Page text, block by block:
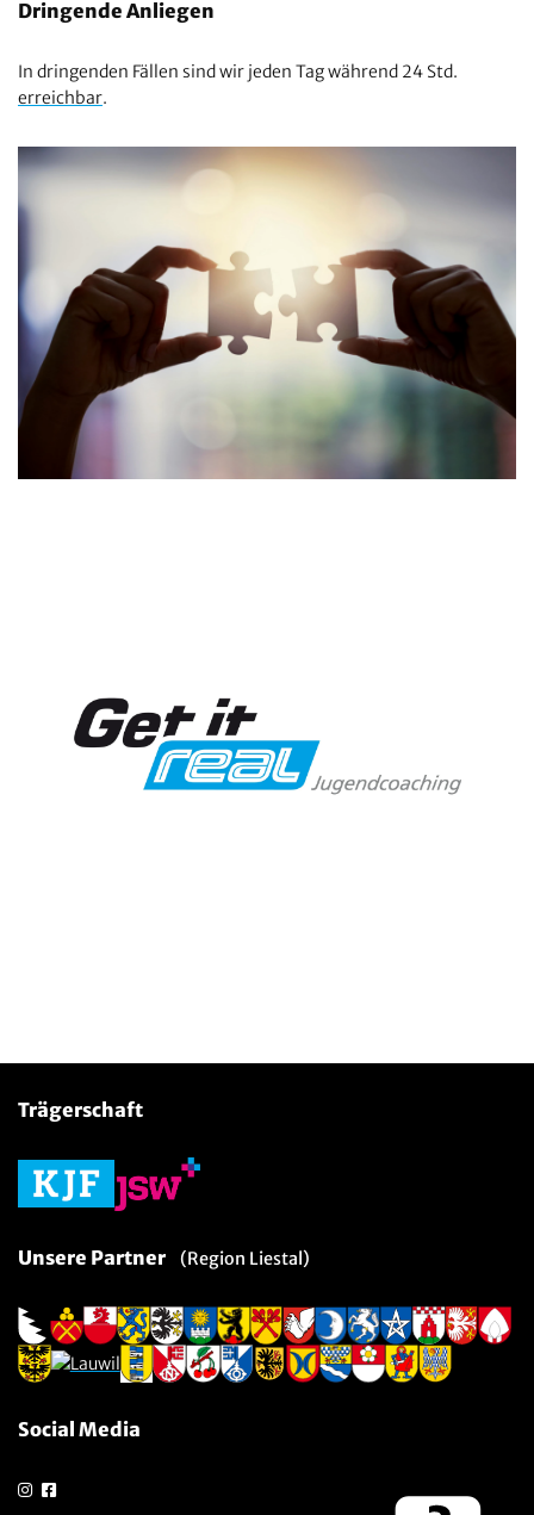
Dringende Anliegen
In dringenden Fällen sind wir jeden Tag während 24 Std.
erreichbar.
Trägerschaft
Unsere Partner (Region Liestal)
Social Media